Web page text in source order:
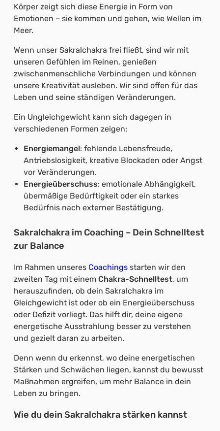
Körper zeigt sich diese Energie in Form von
Emotionen – sie kommen und gehen, wie Wellen im
Meer.
Wenn unser Sakralchakra frei fließt, sind wir mit
unseren Gefühlen im Reinen, genießen
zwischenmenschliche Verbindungen und können
unsere Kreativität ausleben. Wir sind offen für das
Leben und seine ständigen Veränderungen.
Ein Ungleichgewicht kann sich dagegen in
verschiedenen Formen zeigen:
Energiemangel: fehlende Lebensfreude,
Antriebslosigkeit, kreative Blockaden oder Angst
vor Veränderungen.
Energieüberschuss: emotionale Abhängigkeit,
übermäßige Bedürftigkeit oder ein starkes
Bedürfnis nach externer Bestätigung.
Sakralchakra im Coaching – Dein Schnelltest
zur Balance
Im Rahmen unseres Coachings starten wir den
zweiten Tag mit einem Chakra-Schnelltest, um
herauszufinden, ob dein Sakralchakra im
Gleichgewicht ist oder ob ein Energieüberschuss
oder Defizit vorliegt. Das hilft dir, deine eigene
energetische Ausstrahlung besser zu verstehen
und gezielt daran zu arbeiten.
Denn wenn du erkennst, wo deine energetischen
Stärken und Schwächen liegen, kannst du bewusst
Maßnahmen ergreifen, um mehr Balance in dein
Leben zu bringen.
Wie du dein Sakralchakra stärken kannst